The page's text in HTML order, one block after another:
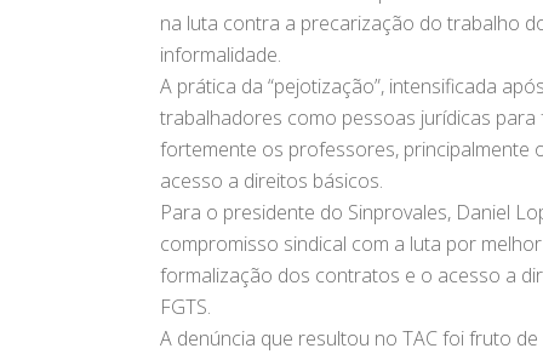
na luta contra a precarização do trabalho
informalidade.
A prática da “pejotização”, intensificada
trabalhadores como pessoas jurídicas
fortemente os professores, principalmente
acesso a direitos básicos.
Para o presidente do Sinprovales, Daniel
compromisso sindical com a luta por
formalização dos contratos e o acesso a
FGTS.
A denúncia que resultou no TAC foi fruto